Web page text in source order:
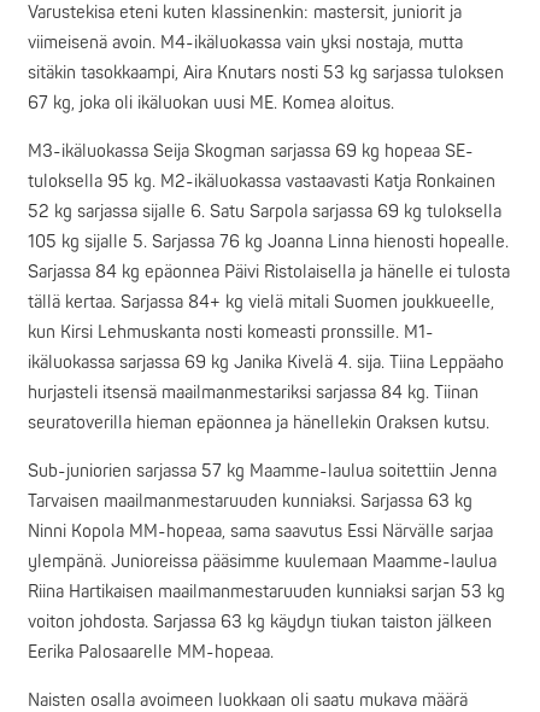
Varustekisa eteni kuten klassinenkin: mastersit, juniorit ja
viimeisenä avoin. M4-ikäluokassa vain yksi nostaja, mutta
sitäkin tasokkaampi, Aira Knutars nosti 53 kg sarjassa tuloksen
67 kg, joka oli ikäluokan uusi ME. Komea aloitus.
M3-ikäluokassa Seija Skogman sarjassa 69 kg hopeaa SE-
tuloksella 95 kg. M2-ikäluokassa vastaavasti Katja Ronkainen
52 kg sarjassa sijalle 6. Satu Sarpola sarjassa 69 kg tuloksella
105 kg sijalle 5. Sarjassa 76 kg Joanna Linna hienosti hopealle.
Sarjassa 84 kg epäonnea Päivi Ristolaisella ja hänelle ei tulosta
tällä kertaa. Sarjassa 84+ kg vielä mitali Suomen joukkueelle,
kun Kirsi Lehmuskanta nosti komeasti pronssille. M1-
ikäluokassa sarjassa 69 kg Janika Kivelä 4. sija. Tiina Leppäaho
hurjasteli itsensä maailmanmestariksi sarjassa 84 kg. Tiinan
seuratoverilla hieman epäonnea ja hänellekin Oraksen kutsu.
Sub-juniorien sarjassa 57 kg Maamme-laulua soitettiin Jenna
Tarvaisen maailmanmestaruuden kunniaksi. Sarjassa 63 kg
Ninni Kopola MM-hopeaa, sama saavutus Essi Närvälle sarjaa
ylempänä. Junioreissa pääsimme kuulemaan Maamme-laulua
Riina Hartikaisen maailmanmestaruuden kunniaksi sarjan 53 kg
voiton johdosta. Sarjassa 63 kg käydyn tiukan taiston jälkeen
Eerika Palosaarelle MM-hopeaa.
Naisten osalla avoimeen luokkaan oli saatu mukava määrä